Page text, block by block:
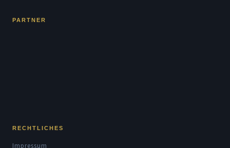
PARTNER
RECHTLICHES
Impressum